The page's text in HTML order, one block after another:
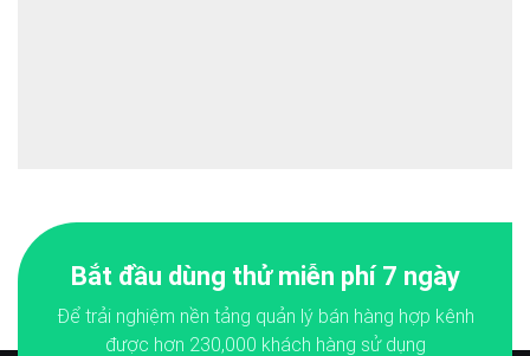
Bắt đầu dùng thử miễn phí 7 ngày
Để trải nghiệm nền tảng quản lý bán hàng hợp kênh
được hơn 230,000 khách hàng sử dụng